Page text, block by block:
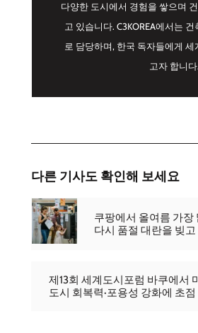
다양한 도시에서 경험을 쌓으며
고 있습니다. C3KOREA에서는
로 담당하며, 한국 독자들에게
고자 합니다.
다른 기사도 확인해 보세요
쿠팡에서 올여름 가장
다시 품절 대란을 빚
제13회 세계도시포럼 바쿠에서
도시 회복력·포용성 강화에 초점